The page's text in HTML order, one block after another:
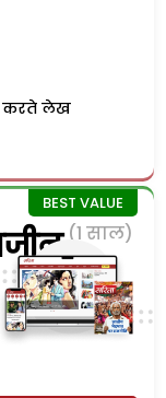
करते लेख
(1 साल)